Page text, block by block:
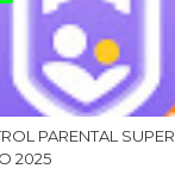
PARENTAL SUPER
2025